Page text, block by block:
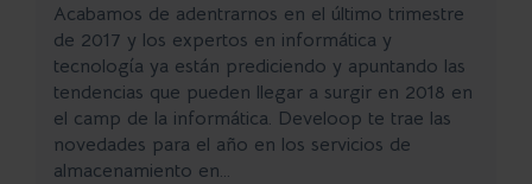
Acabamos de adentrarnos en el último trimestre
de 2017 y los expertos en informática y
tecnología ya están prediciendo y apuntando las
tendencias que pueden llegar a surgir en 2018 en
el camp de la informática. Develoop te trae las
novedades para el año en los servicios de
almacenamiento en...